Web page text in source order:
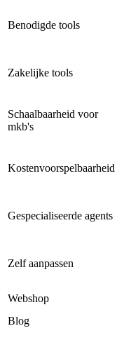
Benodigde tools
Zakelijke tools
Schaalbaarheid voor
mkb's
Kostenvoorspelbaarheid
Gespecialiseerde agents
Zelf aanpassen
Webshop
Blog